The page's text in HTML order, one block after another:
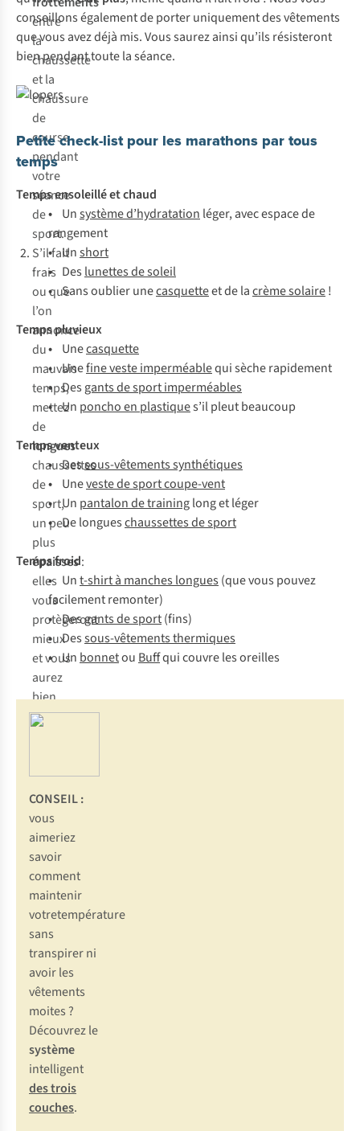
entre
la
chaussette
et la
chaussure
de
course
pendant
votre
séance
de
sport.
S’il fait
frais
ou que
l’on
annonce
du
mauvais
temps,
mettez
de
longues
chaussettes
de
sport,
un peu
plus
épaisses:
elles
vous
protègeront
mieux
et vous
aurez
bien
chaud.
court
convient
davantage
quand
le
soleil
est au
rendez-
vous.
Prenez
votre
pointure
habituelle
même
si celle
de vos
chaussures
de
conseillons également de porter uniquement des vêtements
que vous avez déjà mis. Vous saurez ainsi qu’ils résisteront
bien pendant toute la séance.
Petite check-list pour les marathons par tous
temps
Temps ensoleillé et chaud
• Unsystème d’hydratation léger, avec espace de
rangement
•Unshort
•Des lunettes de soleil
•Sans oublier unecasquetteet de lacrème solaire!
Tempspluvieux
• Unecasquette
• Unefine veste imperméablequisècherapidement
• Des gants de sport imperméables
•Un poncho en plastiques’ilpleutbeaucoup
Temps venteux
•Dessous-vêtements synthétiques
• Uneveste de sport coupe-vent
•Un pantalon de traininglong et léger
•De longueschaussettes de sport
Temps froid
•Unt-shirt à manches longues (que vous pouvez
facilement remonter)
•Desgants de sport(fins)
•Dessous-vêtements thermiques
•Un bonnetou Buffqui couvre les oreilles
CONSEIL :
vous
aimeriez
savoir
comment
maintenir
votretempérature
sans
transpirer ni
avoir les
vêtements
moites ?
Découvrez le
système
intelligent
des trois
couches.